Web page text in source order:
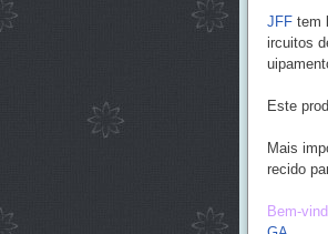
JFFtem
ircuitos
Este
Mais
recido
Bem-